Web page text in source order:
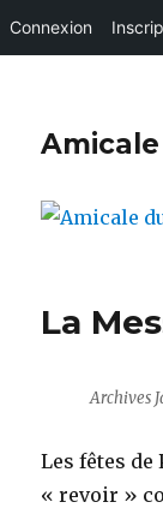
Connexion
La
Archives
Les fêtes de
« revoir »